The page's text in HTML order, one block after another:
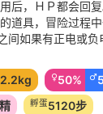
后，ＨＰ都会回复
道具，冒险过程中
间如果有正电或负
2.2kg ♀50% ♂
孵蛋5120步